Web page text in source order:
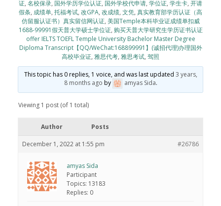
证, 名校保录, 国外学历学位认证, 国外学校代申请, 学位证, 学生卡, 开请
假条, 成绩单, 托福考试, 改GPA, 改成绩, 文凭, 真实教育部学历认证（高
仿留服认证书）真实留信网认证, 美国Temple本科毕业证成绩单扣威
1688-99991假天普大学硕士学位证, 购买天普大学研究生学历证书认证
offer IELTS TOEFL Temple University Bachelor Master Degree
Diploma Transcript【QQ/WeChat:168899991】(诚招代理)办理国外
高校毕业证, 雅思代考, 雅思考试, 驾照
This topic has 0 replies, 1 voice, and was last updated 3 years,
8 months ago by amyas Sida.
Viewing 1 post (of 1 total)
Author Posts
December 1, 2022 at 1:55 pm #26786
amyas Sida
Participant
Topics: 13183
Replies: 0